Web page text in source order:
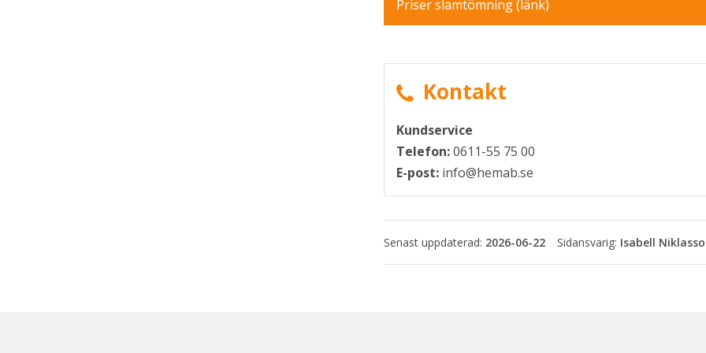
Priser slamtömning (länk)
pdf, 72 kB.
Kontakt
Kundservice
Telefon:0611-55 75 00
E-post: info@hemab.se
Senast uppdaterad: 2026-06-22 Isabell